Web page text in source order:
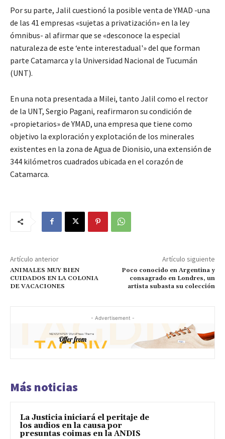
Por su parte, Jalil cuestionó la posible venta de YMAD -una
de las 41 empresas «sujetas a privatización» en la ley
ómnibus- al afirmar que se «desconoce la especial
naturaleza de este ‘ente interestadual'» del que forman
parte Catamarca y la Universidad Nacional de Tucumán
(UNT).
En una nota presentada a Milei, tanto Jalil como el rector
de la UNT, Sergio Pagani, reafirmaron su condición de
«propietarios» de YMAD, una empresa que tiene como
objetivo la exploración y explotación de los minerales
existentes en la zona de Agua de Dionisio, una extensión de
344 kilómetros cuadrados ubicada en el corazón de
Catamarca.
Artículo anterior
ANIMALES MUY BIEN
CUIDADOS EN LA COLONIA
DE VACACIONES
Artículo siguiente
Poco conocido en Argentina y
consagrado en Londres, un
artista subasta su colección
- Advertisement -
Más noticias
La Justicia iniciará el peritaje de
los audios en la causa por
presuntas coimas en la ANDIS